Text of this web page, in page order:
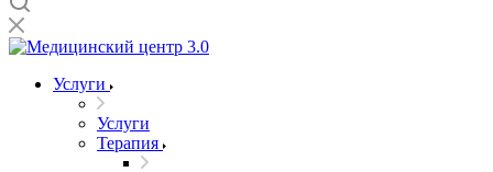
Услуги
Услуги
Терапия